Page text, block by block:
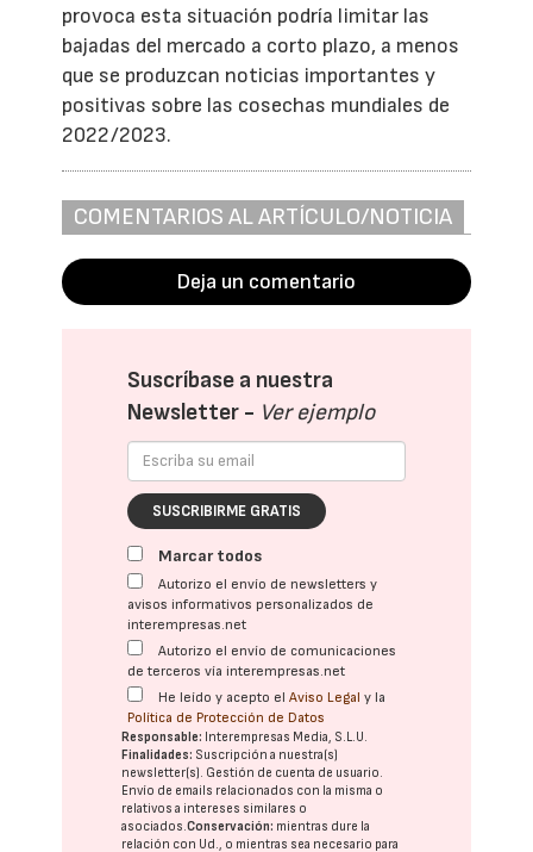
provoca esta situación podría limitar las
bajadas del mercado a corto plazo, a menos
que se produzcan noticias importantes y
positivas sobre las cosechas mundiales de
2022/2023.
COMENTARIOS AL ARTÍCULO/NOTICIA
Deja un comentario
Suscríbase a nuestra
Newsletter - Ver ejemplo
SUSCRIBIRME GRATIS
Marcar todos
Autorizo el envío de newsletters y
avisos informativos personalizados de
interempresas.net
Autorizo el envío de comunicaciones
de terceros vía interempresas.net
He leído y acepto elAviso Legal y la
Política de Protección de Datos
Responsable: Interempresas Media, S.L.U.
Finalidades: Suscripción a nuestra(s)
newsletter(s). Gestión de cuenta de usuario.
Envío de emails relacionados con la misma o
relativos a intereses similares o
asociados.Conservación: mientras dure la
relación con Ud., o mientras sea necesario para